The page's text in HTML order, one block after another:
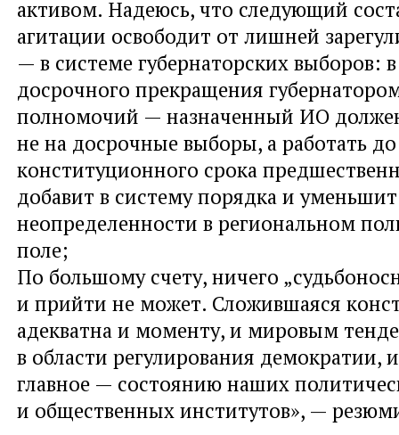
активом. Надеюсь, что следующий
агитации освободит от лишней
— в системе губернаторских выборов: в
досрочного прекращения
полномочий — назначенный ИО
не на досрочные выборы, а работать
конституционного срока
добавит в систему порядка и
неопределенности в региональном
поле;
По большому счету, ничего
и прийти не может. Сложившаяся
адекватна и моменту, и мировым
в области регулирования демократии,
главное — состоянию наших
и общественных институтов», —